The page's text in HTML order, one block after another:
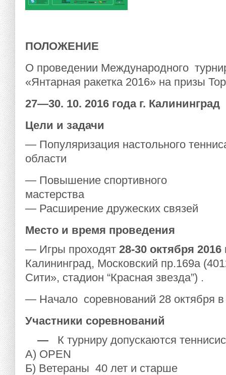
ПОЛОЖЕНИЕ
О проведении Международного
«Янтарная ракетка 2016» на призы
27—30. 10. 2016 года г. Калининград
Цели и задачи
— Популяризация настольного
области
— Повышение спортивного
— Расширение дружеских связей
Место и время проведения
— Игры проходят 28-30 октября
Калининград, Московский пр.169а
Сити», стадион “Красная звезда”) .
— Начало соревнований 28 октября в
Участники соревнований
— К турниру допускаются
А) OPEN
Б) Ветераны 40 лет и старше